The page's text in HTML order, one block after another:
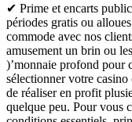
✔ Prime et encarts
périodes gratis ou
commode avec nos
amusement un brin ou
)’monnaie profond pour
sélectionner votre
de réaliser en profit
quelque peu. Pour vous